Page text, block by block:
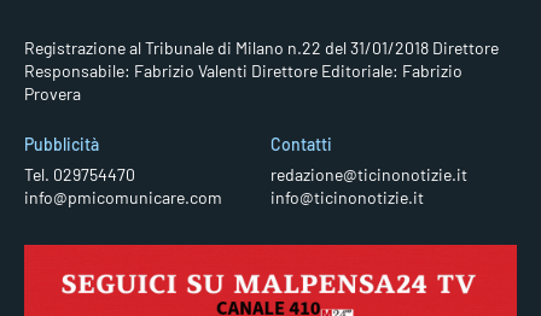
Registrazione al Tribunale di Milano n.22 del 31/01/2018 Direttore
Responsabile: Fabrizio Valenti Direttore Editoriale: Fabrizio
Provera
Pubblicità
Tel. 029754470
info@pmicomunicare.com
Contatti
redazione@ticinonotizie.it
info@ticinonotizie.it